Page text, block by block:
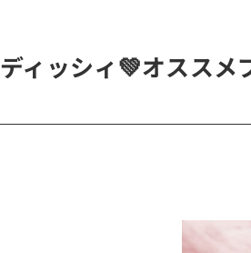
ディッシィ💚オススメ